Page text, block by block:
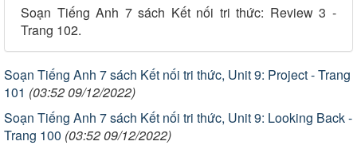
Soạn Tiếng Anh 7 sách Kết nối tri thức: Review 3 -
Trang 102.
Soạn Tiếng Anh 7 sách Kết nối tri thức, Unit 9: Project - Trang
101 (03:52 09/12/2022)
Soạn Tiếng Anh 7 sách Kết nối tri thức, Unit 9: Looking Back -
Trang 100 (03:52 09/12/2022)